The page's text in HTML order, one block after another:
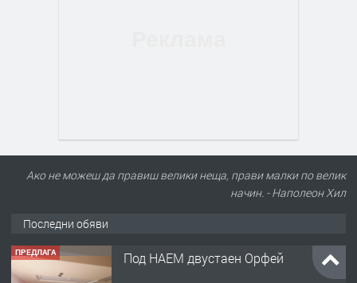
Ако не можеш да правиш велики неща, прави малки по велик
начин. - Наполеон Хил
Последни обяви
ПРЕДЛАГА Под НАЕМ двустаен Орфей